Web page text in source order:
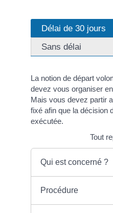
Délai de 30 jours
Sans délai
La notion de départ
devez vous organiser
Mais vous devez partir
fixé afin que la décision
exécutée.
Tout
Qui est concerné ?
Procédure